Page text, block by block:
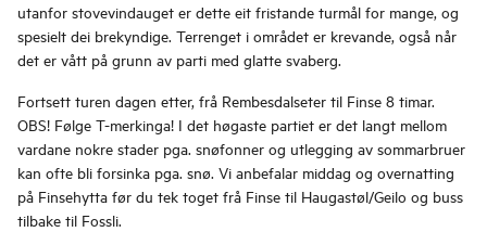
utanfor stovevindauget er dette eit fristande turmål for mange, og
spesielt dei brekyndige. Terrenget i området er krevande, også når
det er vått på grunn av parti med glatte svaberg.
Fortsett turen dagen etter, frå Rembesdalseter til Finse 8 timar.
OBS! Følge T-merkinga! I det høgaste partiet er det langt mellom
vardane nokre stader pga. snøfonner og utlegging av sommarbruer
kan ofte bli forsinka pga. snø. Vi anbefalar middag og overnatting
på Finsehytta før du tek toget frå Finse til Haugastøl/Geilo og buss
tilbake til Fossli.